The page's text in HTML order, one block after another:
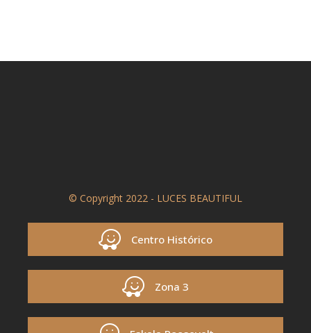
© Copyright 2022 - LUCES BEAUTIFUL
Centro Histórico
Zona 3